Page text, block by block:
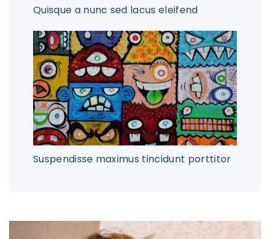
Quisque a nunc sed lacus eleifend
Suspendisse maximus tincidunt porttitor